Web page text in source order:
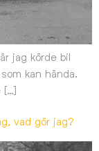
jag körde bil
kan hända.
[…]
vad gör jag?